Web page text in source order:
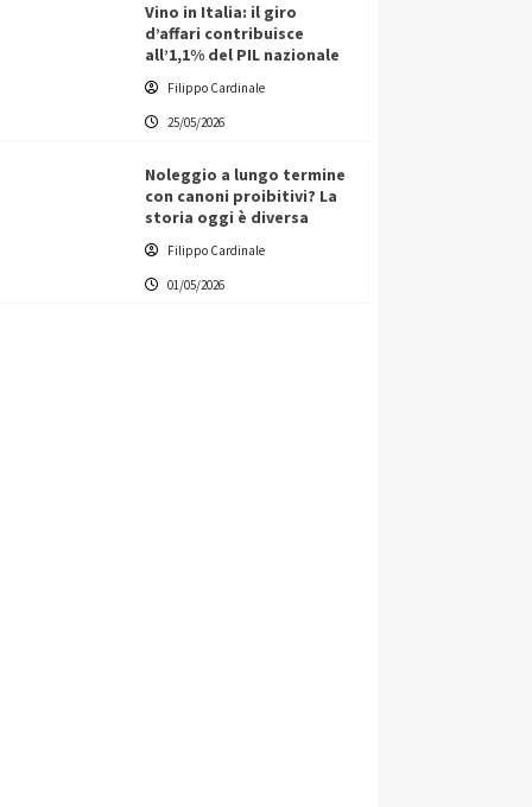
Vino in Italia: il giro
d’affari contribuisce
all’1,1% del PIL nazionale
Filippo Cardinale
25/05/2026
Noleggio a lungo termine
con canoni proibitivi? La
storia oggi è diversa
Filippo Cardinale
01/05/2026